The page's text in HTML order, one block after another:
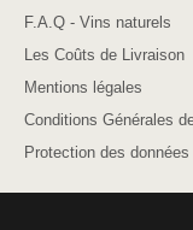
F.A.Q - Vins naturels
Les Coûts de Livraison
Mentions légales
Conditions Générales
Protection des